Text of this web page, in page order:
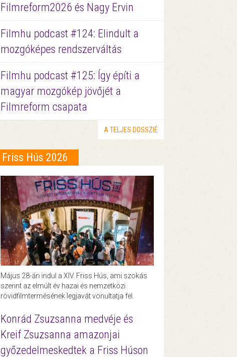
Filmreform2026 és Nagy Ervin
Filmhu podcast #124: Elindult a
mozgóképes rendszerváltás
Filmhu podcast #125: Így építi a
magyar mozgókép jövőjét a
Filmreform csapata
A TELJES DOSSZIÉ
Friss Hús 2026
Május 28-án indul a XIV. Friss Hús, ami szokás
szerint az elmúlt év hazai és nemzetközi
rövidfilmtermésének legjavát vonultatja fel.
Konrád Zsuzsanna medvéje és
Kreif Zsuzsanna amazonjai
győzedelmeskedtek a Friss Húson